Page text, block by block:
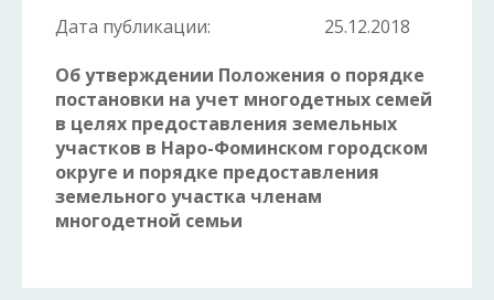
Дата публикации:
25.12.2018
Об утверждении Положения о порядке
постановки на учет многодетных семей
в целях предоставления земельных
участков в Наро-Фоминском городском
округе и порядке предоставления
земельного участка членам
многодетной семьи